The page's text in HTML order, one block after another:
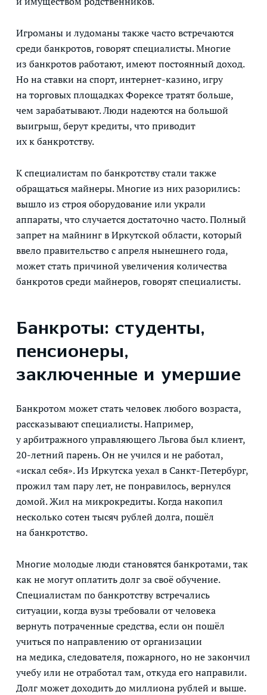
Игроманы и лудоманы также часто встречаются
среди банкротов, говорят специалисты. Многие
из банкротов работают, имеют постоянный доход.
Но на ставки на спорт, интернет-казино, игру
на торговых площадках Форексе тратят больше,
чем зарабатывают. Люди надеются на большой
выигрыш, берут кредиты, что приводит
их к банкротству.
К специалистам по банкротству стали также
обращаться майнеры. Многие из них разорились:
вышло из строя оборудование или украли
аппараты, что случается достаточно часто. Полный
запрет на майнинг в Иркутской области, который
ввело правительство с апреля нынешнего года,
может стать причиной увеличения количества
банкротов среди майнеров, говорят специалисты.
Банкроты: студенты,
пенсионеры,
заключенные и умершие
Банкротом может стать человек любого возраста,
рассказывают специалисты. Например,
у арбитражного управляющего Льгова был клиент,
20-летний парень. Он не учился и не работал,
«искал себя». Из Иркутска уехал в Санкт-Петербург,
прожил там пару лет, не понравилось, вернулся
домой. Жил на микрокредиты. Когда накопил
несколько сотен тысяч рублей долга, пошёл
на банкротство.
Многие молодые люди становятся банкротами, так
как не могут оплатить долг за своё обучение.
Специалистам по банкротству встречались
ситуации, когда вузы требовали от человека
вернуть потраченные средства, если он пошёл
учиться по направлению от организации
на медика, следователя, пожарного, но не закончил
учебу или не отработал там, откуда его направили.
Долг может доходить до миллиона рублей и выше.